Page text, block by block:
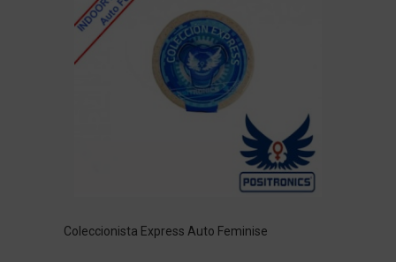
Coleccionista Express Auto Feminise